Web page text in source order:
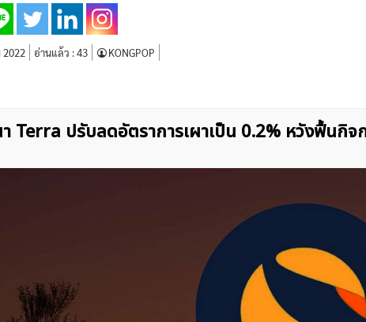
2022 อ่านแล้ว :43 KONGPOP
Terra ปรับลดอัตราการเผาเป็น 0.2% หวังฟื้นกิจ